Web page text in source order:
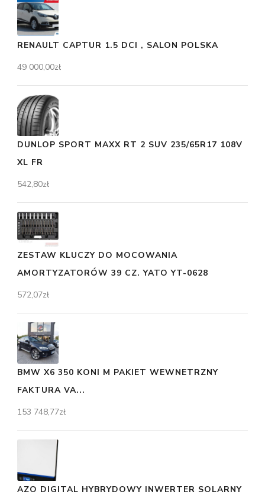
RENAULT CAPTUR 1.5 DCI , SALON POLSKA
49 000,00zł
DUNLOP SPORT MAXX RT 2 SUV 235/65R17 108V
XL FR
542,80zł
ZESTAW KLUCZY DO MOCOWANIA
AMORTYZATORÓW 39 CZ. YATO YT-0628
572,07zł
BMW X6 350 KONI M PAKIET WEWNETRZNY
FAKTURA VA...
153 748,77zł
AZO DIGITAL HYBRYDOWY INWERTER SOLARNY